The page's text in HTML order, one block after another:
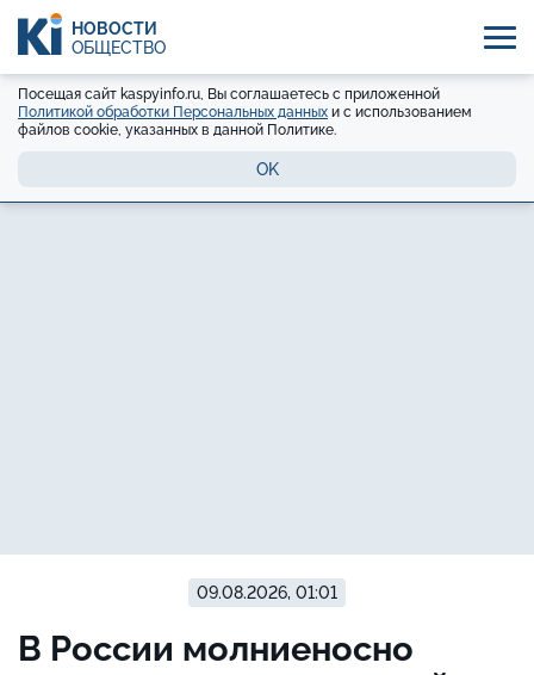
НОВОСТИ
ОБЩЕСТВО
Посещая сайт kaspyinfo.ru, Вы соглашаетесь с приложенной
Политикой обработки Персональных данных и с использованием
файлов cookie, указанных в данной Политике.
OK
09.08.2026, 01:01
В России молниеносно